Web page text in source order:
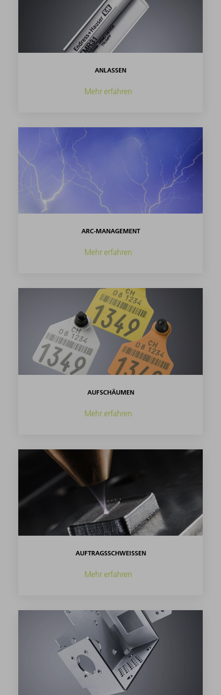
ANLASSEN
Mehr erfahren
ARC-MANAGEMENT
Mehr erfahren
AUFSCHÄUMEN
Mehr erfahren
AUFTRAGSSCHWEISSEN
Mehr erfahren